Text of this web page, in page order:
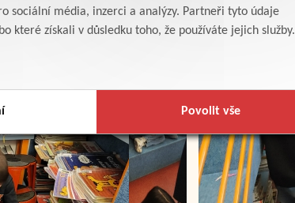
sociální média, inzerci a analýzy. Partneři tyto údaje
které získali v důsledku toho, že používáte jejich služby.
Povolit vše